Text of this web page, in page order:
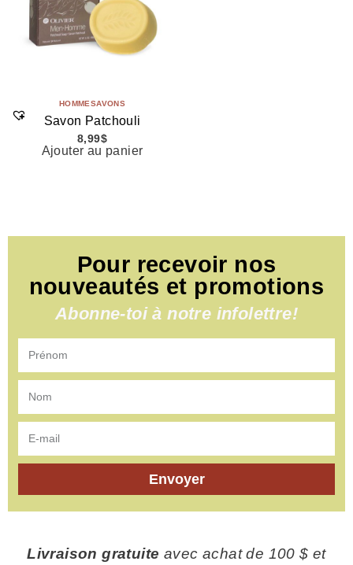
HOMMESAVONS
Savon Patchouli
8,99$
Ajouter au panier
Pour recevoir nos
nouveautés et promotions
Abonne-toi à notre infolettre!
Envoyer
Livraison gratuite avec achat de 100 $ et